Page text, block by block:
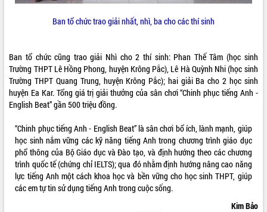
66090096Ban tổ chức trao giải nhất, nhì, ba cho các thí sinh
Ban tổ chức cũng trao giải Nhì cho 2 thí sinh: Phan Thế Tâm (học sinh
Trường THPT Lê Hồng Phong, huyện Krông Pắc), Lê Hà Quỳnh Nhi (học sinh
Trường THPT Quang Trung, huyện Krông Pắc); hai giải Ba cho 2 học sinh
huyện Ea Kar. Tổng giá trị giải thưởng của sân chơi “Chinh phục tiếng Anh -
English Beat” gần 500 triệu đồng.
“Chinh phục tiếng Anh - English Beat” là sân chơi bổ ích, lành mạnh, giúp
học sinh nắm vững các kỹ năng tiếng Anh trong chương trình giáo dục
phổ thông của Bộ Giáo dục và Đào tạo, và định hướng theo các chương
trình quốc tế (chứng chỉ IELTS); qua đó nhằm định hướng nâng cao năng
lực tiếng Anh một cách khoa học và bền vững cho học sinh THPT, giúp
các em tự tin sử dụng tiếng Anh trong cuộc sống.
Kim Bảo